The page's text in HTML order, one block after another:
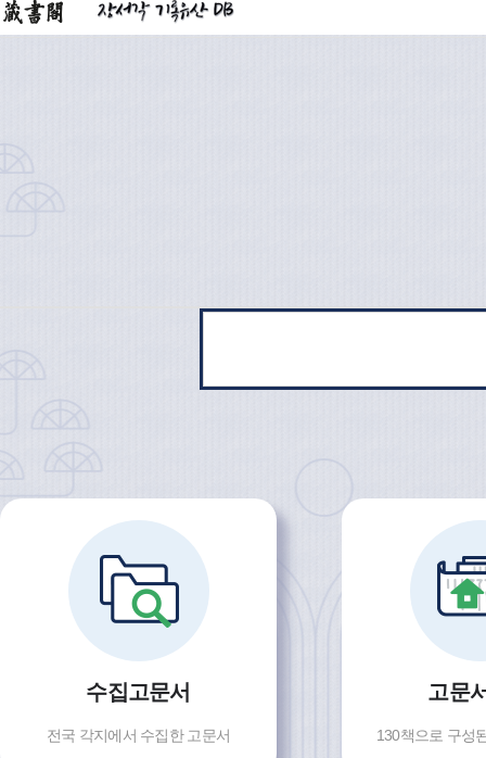
수집고문서
전국 각지에서 수집한 고문서
고문
130책으로 구성